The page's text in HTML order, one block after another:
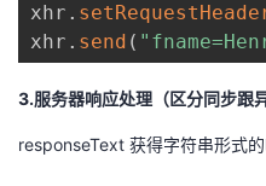
xhr .
xhr . send (
3.服务器响应处理（区分同步跟
responseText 获得字符串形式的